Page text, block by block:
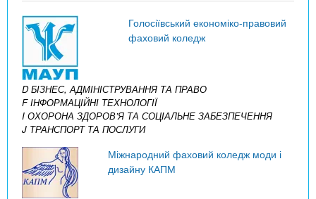
Голосіївський економіко-правовий
фаховий коледж
D БІЗНЕС, АДМІНІСТРУВАННЯ ТА ПРАВО
F ІНФОРМАЦІЙНІ ТЕХНОЛОГІЇ
I ОХОРОНА ЗДОРОВ’Я ТА СОЦІАЛЬНЕ ЗАБЕЗПЕЧЕННЯ
J ТРАНСПОРТ ТА ПОСЛУГИ
Міжнародний фаховий коледж моди і
дизайну КАПМ